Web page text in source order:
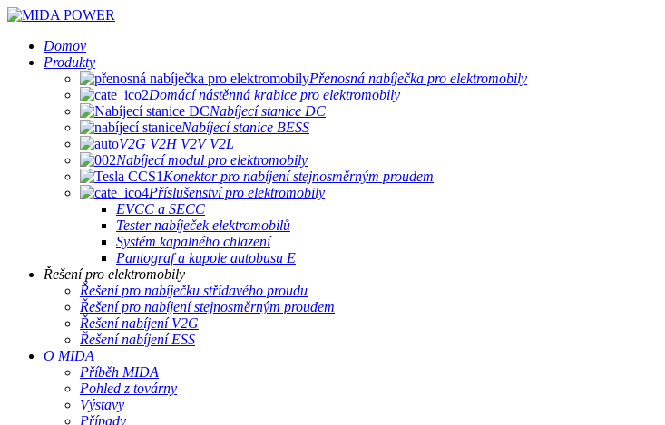
Domov
Produkty
Přenosná nabíječka pro elektromobily
Domácí nástěnná krabice pro elektromobily
Nabíjecí stanice DC
Nabíjecí stanice BESS
V2G V2H V2V V2L
Nabíjecí modul pro elektromobily
Konektor pro nabíjení stejnosměrným proudem
Příslušenství pro elektromobily
EVCC a SECC
Tester nabíječek elektromobilů
Systém kapalného chlazení
Pantograf a kupole autobusu E
Řešení pro elektromobily
Řešení pro nabíječku střídavého proudu
Řešení pro nabíjení stejnosměrným proudem
Řešení nabíjení V2G
Řešení nabíjení ESS
O MIDA
Příběh MIDA
Pohled z továrny
Výstavy
Případy